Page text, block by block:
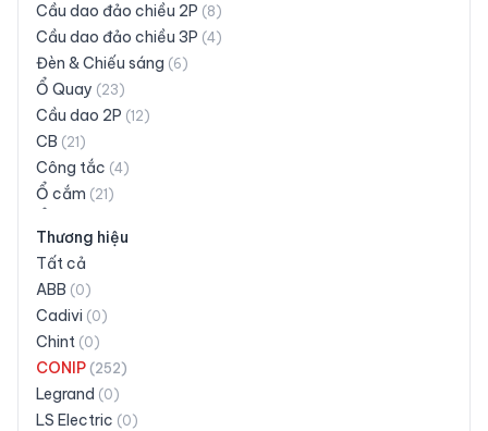
Cầu dao đảo chiều 2P (8)
Cầu dao đảo chiều 3P (4)
Đèn & Chiếu sáng (6)
Ổ Quay (23)
Cầu dao 2P (12)
CB (21 )
Công tắc (4)
Ổ cắm (21 )
Ổ cắm siêu tải
Phích cắm
Taplo (28
Đuôi đèn (
Khác (19)
Thương hiệu
Tất cả
ABB (0)
Cadivi (0)
Chint (0)
CONIP (252)
Legrand (0)
LS Electric (0)